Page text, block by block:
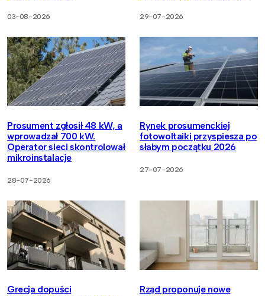
03-08-2026 29-07-2026
Prosument zgłosił 48 kW, a
wprowadzał 700 kW.
Operator sieci skontrolował
mikroinstalacje
28-07-2026
Rynek prosumenckiej
fotowoltaiki przyspiesza po
słabym początku 2026
27-07-2026
Grecja dopuści
Rząd proponuje nowe